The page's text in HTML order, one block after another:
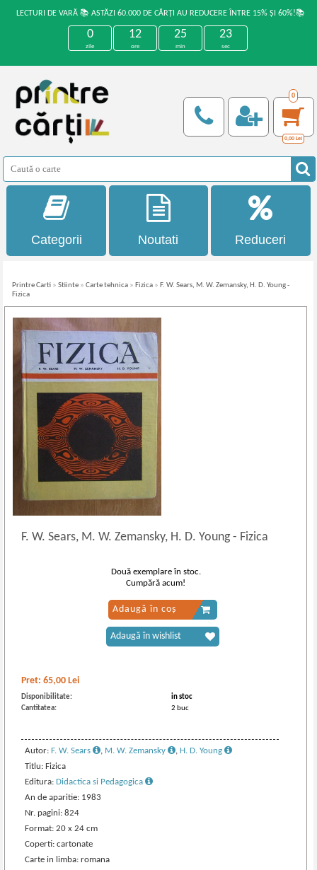
LECTURI DE VARĂ 📚 ASTĂZI 60.000 DE CĂRȚI AU REDUCERE ÎNTRE 15% ȘI 60%!📚
0
zile
12
ore
25
min
23
sec
0
0,00 Lei
Categorii Noutati Reduceri
Printre Carti »Stiinte »Carte tehnica » Fizica » F. W. Sears, M. W. Zemansky, H. D. Young -
Fizica
F. W. Sears, M. W. Zemansky, H. D. Young- Fizica
Pret:65,00 Lei
Disponibilitate:
in stoc
Cantitatea:
2 buc
Autor:F. W. Sears , M. W. Zemansky , H. D. Young
Titlu: Fizica
Editura:Didactica si Pedagogica
An de aparitie: 1983
Nr. pagini: 824
Format: 20 x 24 cm
Coperti: cartonate
Carte in limba: romana
Două exemplare în stoc.
Cumpără acum!
Adaugă în coș
Adaugă în wishlist